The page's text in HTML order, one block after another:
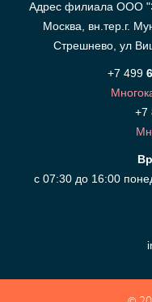
Адрес филиала ООО
Москва, вн.тер.г.
Стрешнево, ул
+7 499
+7
с 07:30 до 16:00